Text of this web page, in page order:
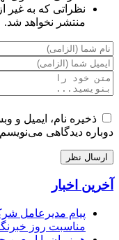
نظراتی که به غیر
منتشر نخواهد شد.
ذخیره نام، ایمیل و
دوباره دیدگاهی
آخرین اخبار
پیام مدیرعامل
مناسبت روز